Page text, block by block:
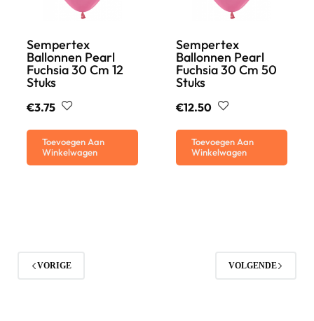
Sempertex
Ballonnen Pearl
Fuchsia 30 Cm 12
Stuks
€3.75
Toevoegen Aan
Winkelwagen
Sempertex
Ballonnen Pearl
Fuchsia 30 Cm 50
Stuks
€12.50
Toevoegen Aan
Winkelwagen
VORIGE VOLGENDE